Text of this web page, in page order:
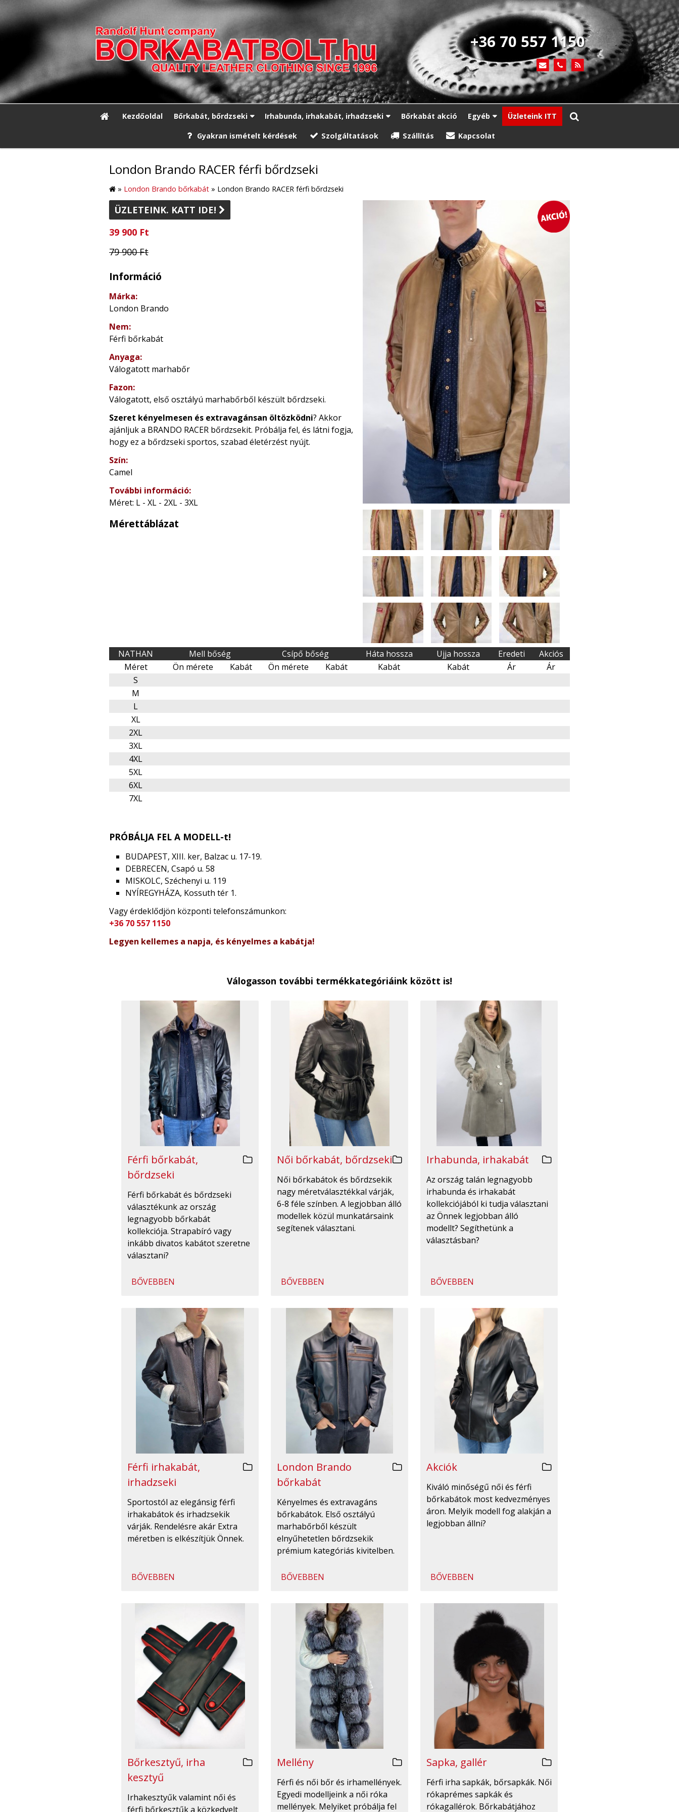
+36 70 557 1150
Kezdőoldal Bőrkabát, bőrdzseki Irhabunda, irhakabát, irhadzseki Bőrkabát akció Egyéb Üzleteink ITT
Gyakran ismételt kérdések Szolgáltatások Szállítás Kapcsolat
London Brando RACER férfi bőrdzseki
» London Brando bőrkabát » London Brando RACER férfi bőrdzseki
ÜZLETEINK. KATT IDE! 
39 900 Ft
79 900 Ft
Információ
Márka:
London Brando
Nem:
Férfi bőrkabát
Anyaga:
Válogatott marhabőr
Fazon:
Válogatott, első osztályú marhabőrből készült bőrdzseki.
Szeret kényelmesen és extravagánsan öltözködni? Akkor
ajánljuk a BRANDO RACER bőrdzsekit. Próbálja fel, és látni fogja,
hogy ez a bőrdzseki sportos, szabad életérzést nyújt.
Szín:
Camel
További információ:
Méret: L - XL - 2XL - 3XL
Mérettáblázat
NATHAN Mell bőség Csípő bőség Háta hossza Ujja hossza Eredeti
Akciós
Méret
Ön mérete Kabát Ön mérete Kabát Kabát Kabát Ár
Ár
S
M
L
XL
2XL
3XL
4XL
5XL
6XL
7XL
PRÓBÁLJA FEL A MODELL-t!
BUDAPEST, XIII. ker, Balzac u. 17-19.
DEBRECEN, Csapó u. 58
MISKOLC, Széchenyi u. 119
NYÍREGYHÁZA, Kossuth tér 1.
Vagy érdeklődjön központi telefonszámunkon:
+36 70 557 1150
Legyen kellemes a napja, és kényelmes a kabátja!
Válogasson további termékkategóriáink között is!
Férfi bőrkabát,
bőrdzseki
Férfi bőrkabát és bőrdzseki
választékunk az ország
legnagyobb bőrkabát
kollekciója. Strapabíró vagy
inkább divatos kabátot szeretne
választani?
BŐVEBBEN
Női bőrkabát, bőrdzseki
Női bőrkabátok és bőrdzsekik
nagy méretválasztékkal várják,
6-8 féle színben. A legjobban álló
modellek közül munkatársaink
segítenek választani.
BŐVEBBEN
Irhabunda, irhakabát
Az ország talán legnagyobb
irhabunda és irhakabát
kollekciójából ki tudja választani
az Önnek legjobban álló
modellt? Segíthetünk a
választásban?
BŐVEBBEN
Férfi irhakabát,
irhadzseki
Sportostól az elegánsig férfi
irhakabátok és irhadzsekik
várják. Rendelésre akár Extra
méretben is elkészítjük Önnek.
BŐVEBBEN
London Brando
bőrkabát
Kényelmes és extravagáns
bőrkabátok. Első osztályú
marhabőrből készült
elnyűhetetlen bőrdzsekik
prémium kategóriás kivitelben.
BŐVEBBEN
Akciók
Kiváló minőségű női és férfi
bőrkabátok most kedvezményes
áron. Melyik modell fog alakján a
legjobban állni?
BŐVEBBEN
Bőrkesztyű, irha
kesztyű
Irhakesztyűk valamint női és
férfi bőrkesztűk a közkedvelt
Mellény
Férfi és női bőr és irhamellények.
Egyedi modelljeink a női róka
mellények. Melyiket próbálja fel
Sapka, gallér
Férfi irha sapkák, bőrsapkák. Női
rókaprémes sapkák és
rókagallérok. Bőrkabátjához